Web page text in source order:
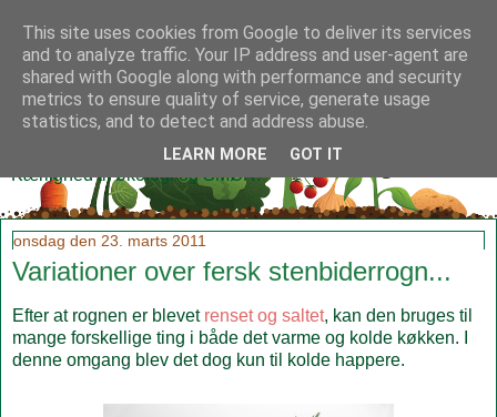
Klidmoster.dk
Kærlighed til økologi og SMØR!
onsdag den 23. marts 2011
Variationer over fersk stenbiderrogn...
Efter at rognen er blevet renset og saltet, kan den bruges til
mange forskellige ting i både det varme og kolde køkken. I
denne omgang blev det dog kun til kolde happere.
This site uses cookies from Google to deliver its services
and to analyze traffic. Your IP address and user-agent are
shared with Google along with performance and security
metrics to ensure quality of service, generate usage
statistics, and to detect and address abuse.
LEARN MORE GOT IT